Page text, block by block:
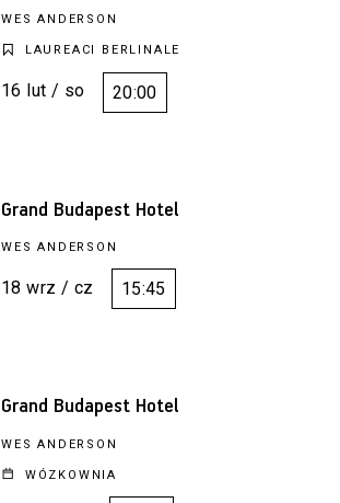
WES ANDERSON
LAUREACI BERLINALE
16 lut / so 20:00
Grand Budapest Hotel
WES ANDERSON
18 wrz / cz 15:45
Grand Budapest Hotel
WES ANDERSON
WÓZKOWNIA